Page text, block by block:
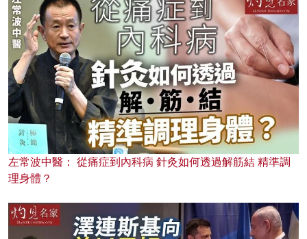
左常波中醫： 從痛症到內科病 針灸如何透過解筋結 精準調
理身體？